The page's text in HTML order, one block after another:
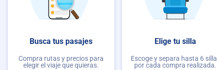
Busca tus pasajes
Compra rutas y precios para
elegir el viaje que quieras.
Elige tu silla
Escoge y separa hasta 6
por cada compra realizada.